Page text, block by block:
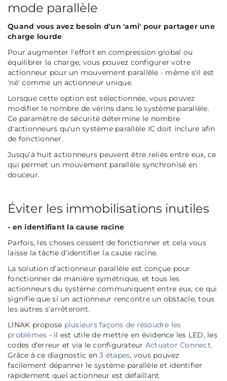
mode parallèle
Quand vous avez besoin d'un 'ami' pour partager une
charge lourde
Pour augmenter l'effort en compression global ou
équilibrer la charge, vous pouvez configurer votre
actionneur pour un mouvement parallèle - même s'il est
'né' comme un actionneur unique.
Lorsque cette option est sélectionnée, vous pouvez
modifier le nombre de vérins dans le système parallèle.
Ce paramètre de sécurité détermine le nombre
d'actionneurs qu'un système parallèle IC doit inclure afin
de fonctionner.
Jusqu’à huit actionneurs peuvent être reliés entre eux, ce
qui permet un mouvement parallèle synchronisé en
douceur.
Éviter les immobilisations inutiles
- en identifiant la cause racine
Parfois, les choses cessent de fonctionner et cela vous
laisse la tâche d’identifier la cause racine.
La solution d’actionneur parallèle est conçue pour
fonctionner de manière symétrique, et tous les
actionneurs du système communiquent entre eux, ce qui
signifie que si un actionneur rencontre un obstacle, tous
les autres s’arrêteront.
LINAK propose plusieurs façons de résoudre les
problèmes - il est utile de mettre en évidence les LED, les
codes d’erreur et via le configurateur Actuator Connect.
Grâce à ce diagnostic en3 étapes, vous pouvez
facilement dépanner le système parallèle et identifier
rapidement quel actionneur est défaillant.